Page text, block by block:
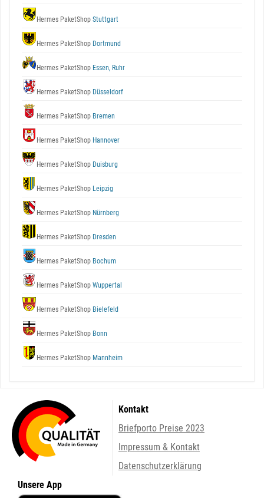
Hermes PaketShop Stuttgart
Hermes PaketShop Dortmund
Hermes PaketShop Essen, Ruhr
Hermes PaketShop Düsseldorf
Hermes PaketShop Bremen
Hermes PaketShop Hannover
Hermes PaketShop Duisburg
Hermes PaketShop Leipzig
Hermes PaketShop Nürnberg
Hermes PaketShop Dresden
Hermes PaketShop Bochum
Hermes PaketShop Wuppertal
Hermes PaketShop Bielefeld
Hermes PaketShop Bonn
Hermes PaketShop Mannheim
Kontakt
Briefporto Preise 2023
Impressum & Kontakt
Datenschutzerklärung
Unsere App